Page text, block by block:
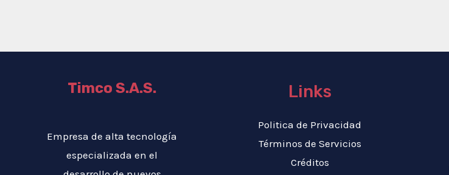
Timco S.A.S.
Empresa de alta tecnología
especializada en el
Links
Politica de Privacidad
Términos de Servicios
Créditos